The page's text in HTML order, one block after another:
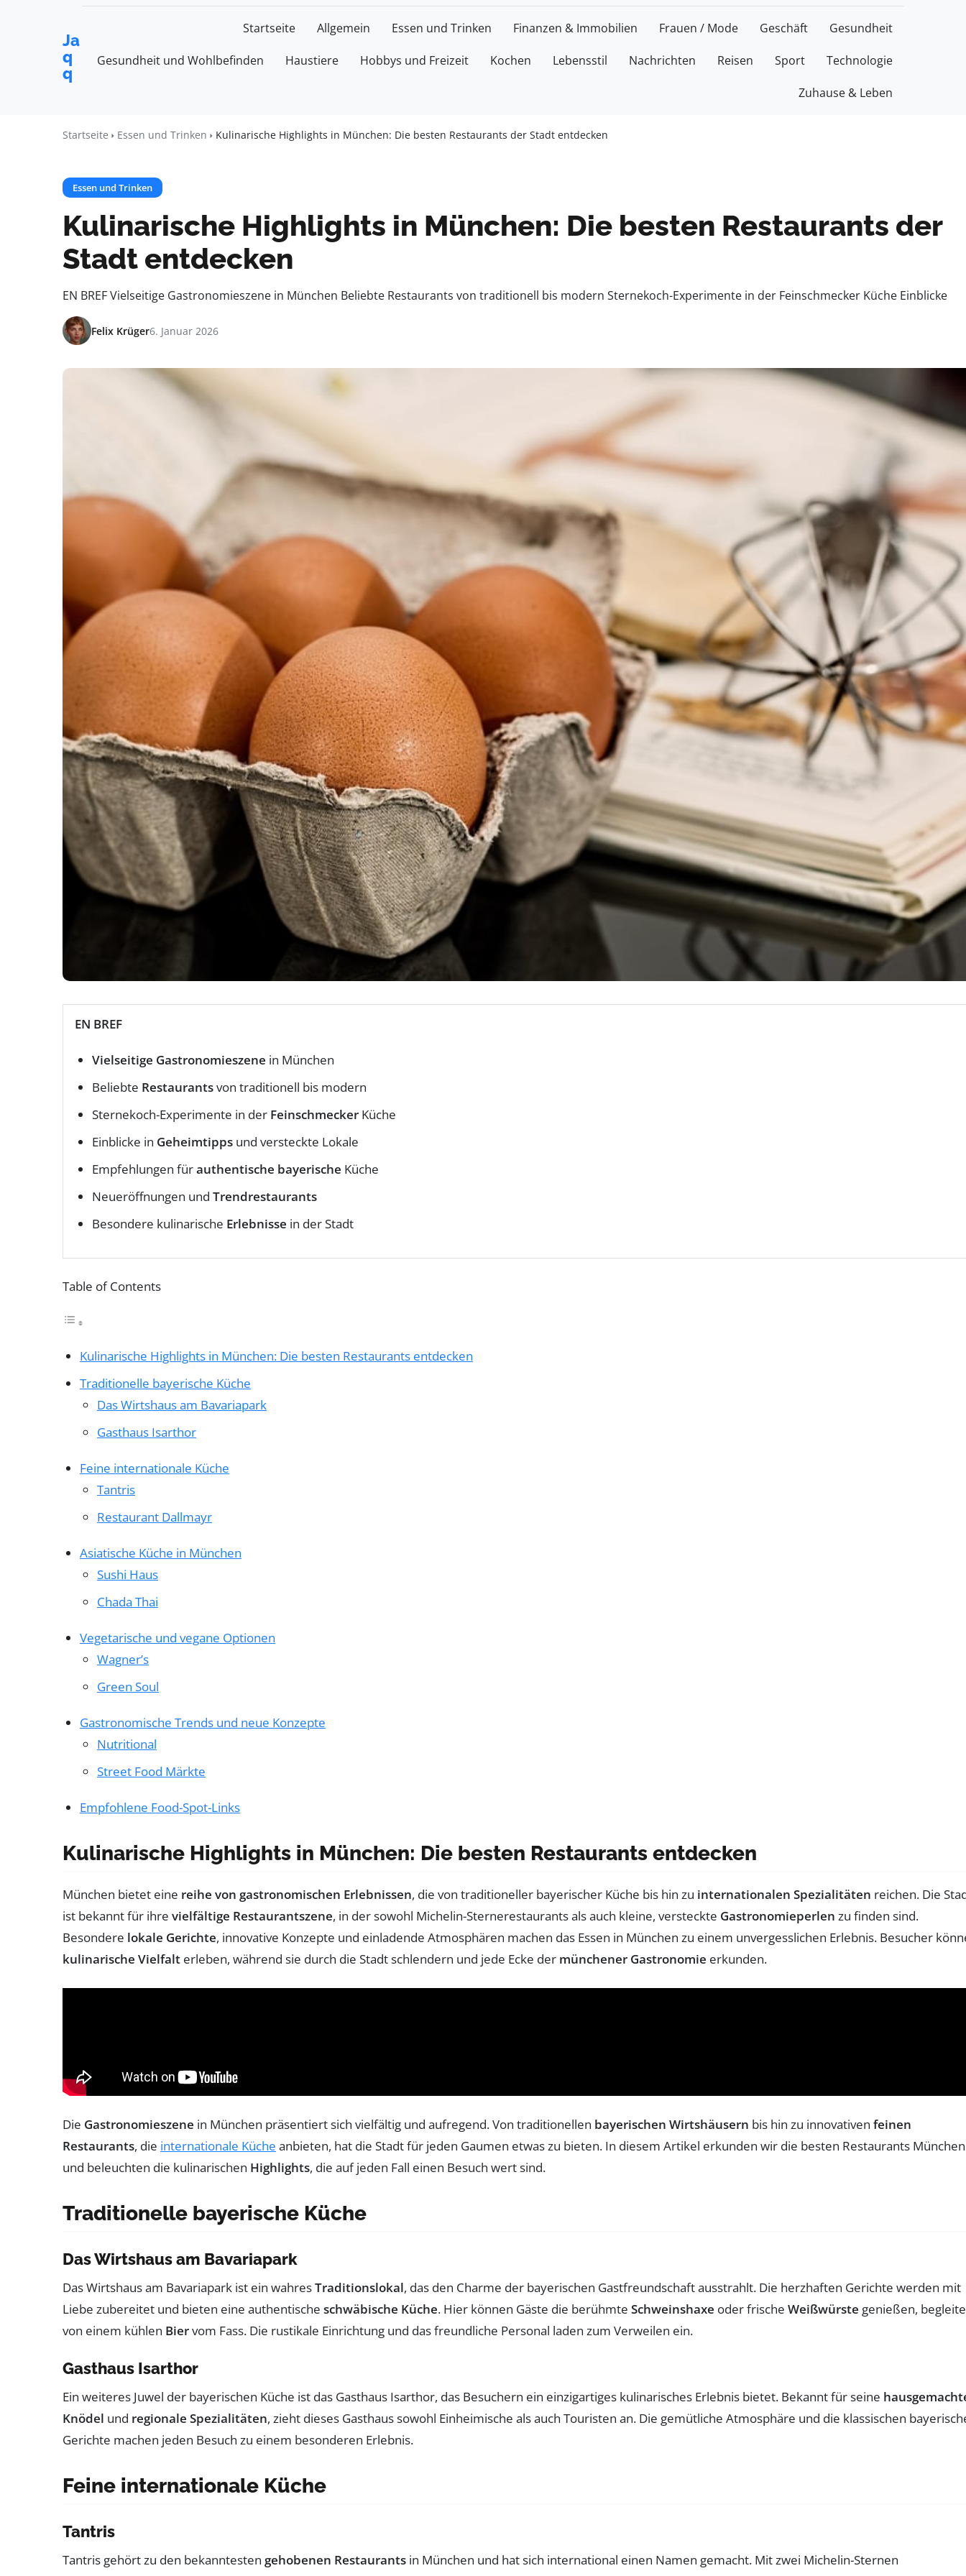
Ja
q
q
Startseite Allgemein Essen und Trinken Finanzen & Immobilien Frauen / Mode Geschäft Gesundheit
Gesundheit und Wohlbefinden Haustiere Hobbys und Freizeit Kochen Lebensstil Nachrichten Reisen Sport Technologie
Zuhause & Leben
Startseite Essen und Trinken Kulinarische Highlights in München: Die besten Restaurants der Stadt entdecken
Essen und Trinken
Kulinarische Highlights in München: Die besten Restaurants der
Stadt entdecken
EN BREF Vielseitige Gastronomieszene in München Beliebte Restaurants von traditionell bis modern Sternekoch-Experimente in der Feinschmecker Küche Einblicke
Felix Krüger6. Januar 2026
EN BREF
Vielseitige Gastronomieszene in München
Beliebte Restaurantsvon traditionell bis modern
Sternekoch-Experimente in der Feinschmecker Küche
Einblicke in Geheimtipps und versteckte Lokale
Empfehlungen fürauthentische bayerische Küche
Neueröffnungen und Trendrestaurants
Besondere kulinarische Erlebnisse in der Stadt
Table of Contents
Kulinarische Highlights in München: Die besten Restaurants entdecken
Traditionelle bayerische Küche
Das Wirtshaus am Bavariapark
Gasthaus Isarthor
Feine internationale Küche
Tantris
Restaurant Dallmayr
Asiatische Küche in München
Sushi Haus
Chada Thai
Vegetarische und vegane Optionen
Wagner’s
Green Soul
Gastronomische Trends und neue Konzepte
Nutritional
Street Food Märkte
Empfohlene Food-Spot-Links
Kulinarische Highlights in München: Die besten Restaurants entdecken
München bietet eine reihe von gastronomischen Erlebnissen, die von traditioneller bayerischer Küche bis hin zu internationalen Spezialitäten reichen. Die
ist bekannt für ihre vielfältige Restaurantszene, in der sowohl Michelin-Sternerestaurants als auch kleine, versteckte Gastronomieperlen zu finden sind.
Besondere lokale Gerichte, innovative Konzepte und einladende Atmosphären machen das Essen in München zu einem unvergesslichen Erlebnis. Besucher
kulinarische Vielfalt erleben, während sie durch die Stadt schlendern und jede Ecke der münchener Gastronomie erkunden.
Die Gastronomieszene in München präsentiert sich vielfältig und aufregend. Von traditionellen bayerischen Wirtshäusern bis hin zu innovativen feinen
Restaurants, die internationale Küche anbieten, hat die Stadt für jeden Gaumen etwas zu bieten. In diesem Artikel erkunden wir die besten Restaurants
und beleuchten die kulinarischen Highlights, die auf jeden Fall einen Besuch wert sind.
Traditionelle bayerische Küche
Das Wirtshaus am Bavariapark
Das Wirtshaus am Bavariapark ist ein wahresTraditionslokal, das den Charme der bayerischen Gastfreundschaft ausstrahlt. Die herzhaften Gerichte werden mit
Liebe zubereitet und bieten eine authentische schwäbische Küche. Hier können Gäste die berühmte Schweinshaxe oder frische Weißwürste genießen,
von einem kühlen Biervom Fass. Die rustikale Einrichtung und das freundliche Personal laden zum Verweilen ein.
Gasthaus Isarthor
Ein weiteres Juwel der bayerischen Küche ist das Gasthaus Isarthor, das Besuchern ein einzigartiges kulinarisches Erlebnis bietet. Bekannt für seine
Knödel und regionale Spezialitäten, zieht dieses Gasthaus sowohl Einheimische als auch Touristen an. Die gemütliche Atmosphäre und die klassischen
Gerichte machen jeden Besuch zu einem besonderen Erlebnis.
Feine internationale Küche
Tantris
Tantris gehört zu den bekanntesten gehobenen Restaurants in München und hat sich international einen Namen gemacht. Mit zwei Michelin-Sternen